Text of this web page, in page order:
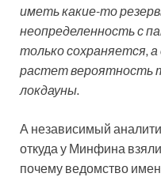
иметь какие-то
неопределенность с
только сохраняется,
растет вероятность
локдауны.
А независимый
откуда у Минфина
почему ведомство